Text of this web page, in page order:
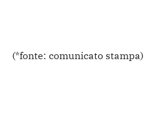
(*fonte: comunicato stampa)